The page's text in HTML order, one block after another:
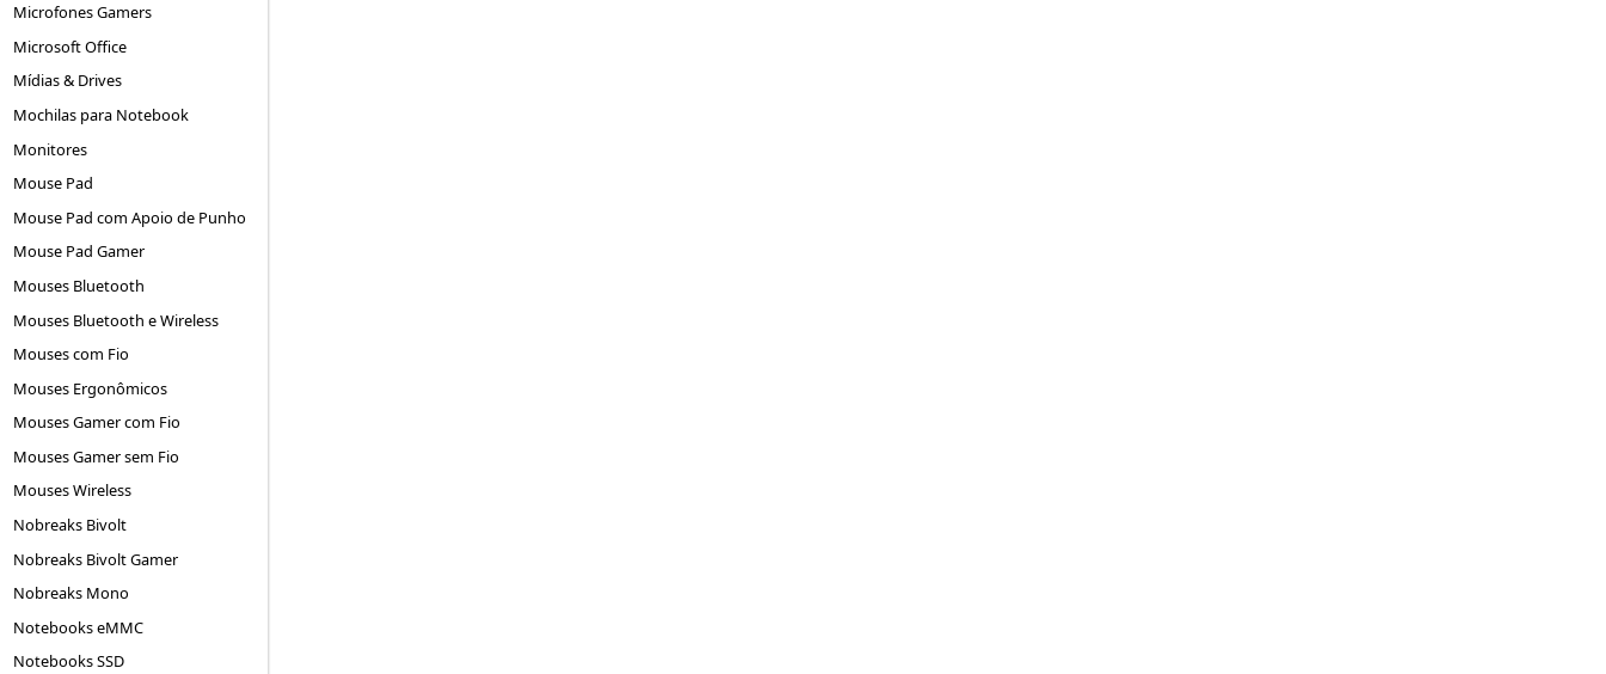
Microfones Gamers
Microsoft Office
Mídias & Drives
Mochilas para Notebook
Monitores
Mouse Pad
Mouse Pad com Apoio de Punho
Mouse Pad Gamer
Mouses Bluetooth
Mouses Bluetooth e Wireless
Mouses com Fio
Mouses Ergonômicos
Mouses Gamer com Fio
Mouses Gamer sem Fio
Mouses Wireless
Nobreaks Bivolt
Nobreaks Bivolt Gamer
Nobreaks Mono
Notebooks eMMC
Notebooks SSD